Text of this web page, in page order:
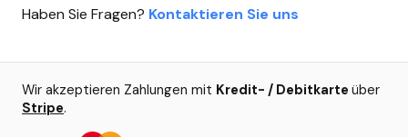
Haben Sie Fragen? Kontaktieren Sie uns
Wir akzeptieren Zahlungen mit Kredit- / Debitkarte über
Stripe.